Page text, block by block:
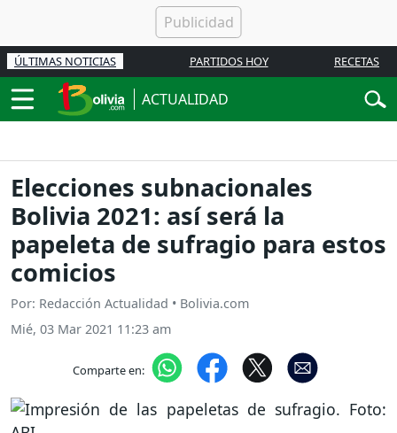
ÚLTIMAS NOTICIAS PARTIDOS HOY RECETAS
ACTUALIDAD
Elecciones subnacionales
Bolivia 2021: así será la
papeleta de sufragio para estos
comicios
Por: Redacción Actualidad • Bolivia.com
Mié, 03 Mar 2021 11:23 am
Comparte en: